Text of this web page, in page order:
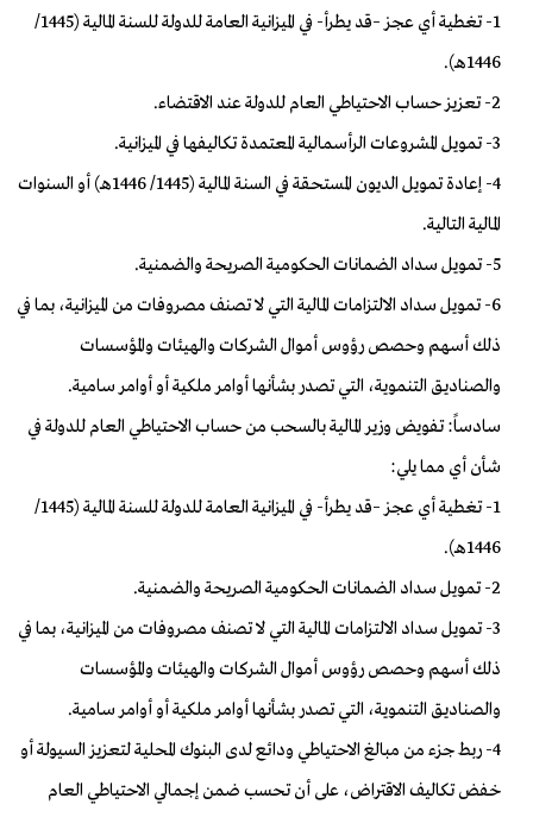
1- تغطية أي عجز –قد يطرأ- في الميزانية العامة للدولة للسنة المالية (1445/
1446هـ).
2- تعزيز حساب الاحتياطي العام للدولة عند الاقتضاء.
3- تمويل المشروعات الرأسمالية المعتمدة تكاليفها في الميزانية.
4- إعادة تمويل الديون المستحقة في السنة المالية (1445/ 1446هـ) أو السنوات
المالية التالية.
5- تمويل سداد الضمانات الحكومية الصريحة والضمنية.
6- تمويل سداد الالتزامات المالية التي لا تصنف مصروفات من الميزانية، بما في
ذلك أسهم وحصص رؤوس أموال الشركات والهيئات والمؤسسات
والصناديق التنموية، التي تصدر بشأنها أوامر ملكية أو أوامر سامية.
سادساً: تفويض وزير المالية بالسحب من حساب الاحتياطي العام للدولة في
شأن أي مما يلي:
1- تغطية أي عجز –قد يطرأ- في الميزانية العامة للدولة للسنة المالية (1445/
1446هـ).
2- تمويل سداد الضمانات الحكومية الصريحة والضمنية.
3- تمويل سداد الالتزامات المالية التي لا تصنف مصروفات من الميزانية، بما في
ذلك أسهم وحصص رؤوس أموال الشركات والهيئات والمؤسسات
والصناديق التنموية، التي تصدر بشأنها أوامر ملكية أو أوامر سامية.
4- ربط جزء من مبالغ الاحتياطي ودائع لدى البنوك المحلية لتعزيز السيولة أو
خفض تكاليف الاقتراض، على أن تحسب ضمن إجمالي الاحتياطي العام